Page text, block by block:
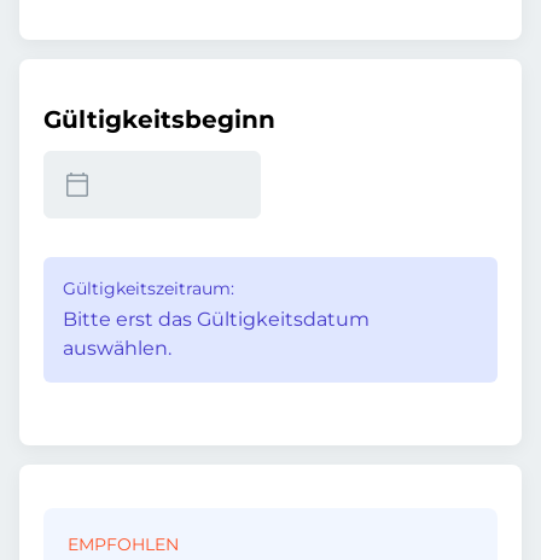
Gültigkeitsbeginn
Gültigkeitszeitraum:
Bitte erst das Gültigkeitsdatum
auswählen.
EMPFOHLEN